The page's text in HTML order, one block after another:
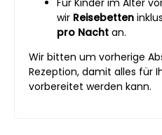
wir Reisebetten
pro Nacht an.
Wir bitten um vorherige
Rezeption, damit alles für
vorbereitet werden kann.